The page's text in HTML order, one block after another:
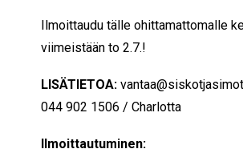
Ilmoittaudu tälle ohittamattomalle
viimeistään to 2.7.!
LISÄTIETOA:
044 902 1506 / Charlotta
Ilmoittautuminen: